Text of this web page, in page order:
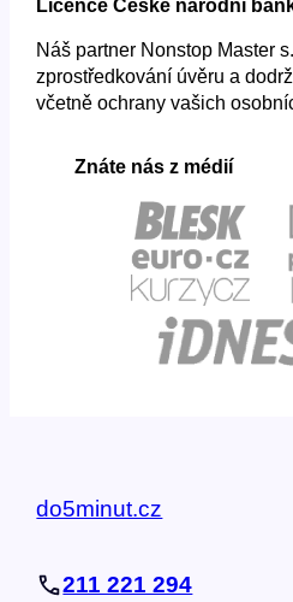
Licence České národní
Náš partner Nonstop Master
zprostředkování úvěru a
včetně ochrany vašich
Znáte nás z médií
do5minut.cz
211 221 294